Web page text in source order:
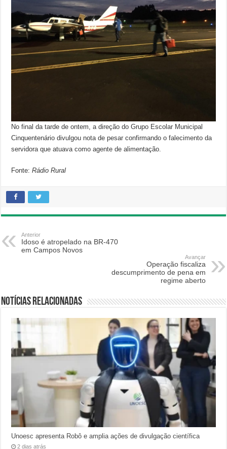
No final da tarde de ontem, a direção do Grupo Escolar Municipal
Cinquentenário divulgou nota de pesar confirmando o falecimento da
servidora que atuava como agente de alimentação.
Fonte:Rádio Rural
Anterior
Idoso é atropelado na BR-470
em Campos Novos
Avançar
Operação fiscaliza
descumprimento de pena em
regime aberto
Notícias relacionadas
Unoesc apresenta Robô e amplia ações de divulgação científica
2 dias atrás